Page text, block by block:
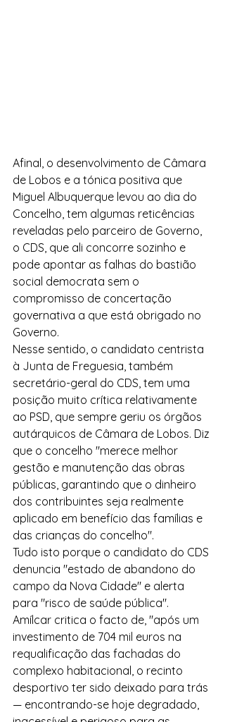
Afinal, o desenvolvimento de Câmara
de Lobos e a tónica positiva que
Miguel Albuquerque levou ao dia do
Concelho, tem algumas reticências
reveladas pelo parceiro de Governo,
o CDS, que ali concorre sozinho e
pode apontar as falhas do bastião
social democrata sem o
compromisso de concertação
governativa a que está obrigado no
Governo.
Nesse sentido, o candidato centrista
à Junta de Freguesia, também
secretário-geral do CDS, tem uma
posição muito crítica relativamente
ao PSD, que sempre geriu os órgãos
autárquicos de Câmara de Lobos. Diz
que o concelho "merece melhor
gestão e manutenção das obras
públicas, garantindo que o dinheiro
dos contribuintes seja realmente
aplicado em benefício das famílias e
das crianças do concelho".
Tudo isto porque o candidato do CDS
denuncia "estado de abandono do
campo da Nova Cidade" e alerta
para "risco de saúde pública".
Amílcar critica o facto de, "após um
investimento de 704 mil euros na
requalificação das fachadas do
complexo habitacional, o recinto
desportivo ter sido deixado para trás
— encontrando-se hoje degradado,